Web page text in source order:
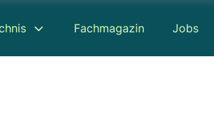
Fachmagazin Jobs